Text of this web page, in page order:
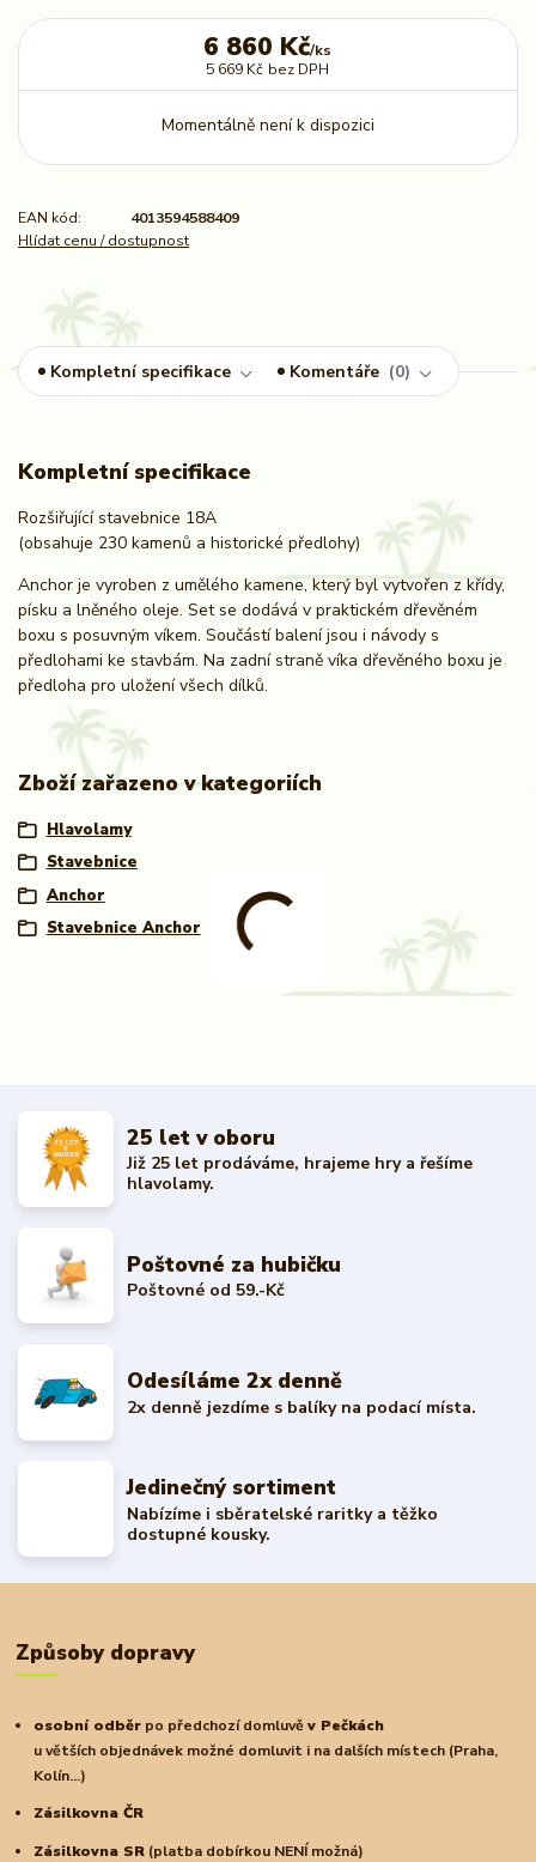
6 860 Kč/ks
5 669 Kč bez DPH
Momentálně není k dispozici
EAN kód:
4013594588409
Hlídat cenu / dostupnost
Kompletní specifikace Komentáře 0
Kompletní specifikace
Rozšiřující stavebnice 18A
(obsahuje 230 kamenů a historické předlohy)
Anchor je vyroben z umělého kamene, který byl vytvořen z křídy,
písku a lněného oleje. Set se dodává v praktickém dřevěném
boxu s posuvným víkem. Součástí balení jsou i návody s
předlohami ke stavbám. Na zadní straně víka dřevěného boxu je
předloha pro uložení všech dílků.
Zboží zařazeno v kategoriích
Hlavolamy
Stavebnice
Anchor
Stavebnice Anchor
25 let v oboru
Již 25 let prodáváme, hrajeme hry a řešíme
hlavolamy.
Poštovné za hubičku
Poštovné od 59.-Kč
Odesíláme 2x denně
2x denně jezdíme s balíky na podací místa.
Jedinečný sortiment
Nabízíme i sběratelské raritky a těžko
dostupné kousky.
Způsoby dopravy
osobní odběr po předchozí domluvěv Pečkách
u větších objednávek možné domluvit i na dalších místech (Praha,
Kolín...)
Zásilkovna ČR
Zásilkovna SR (platba dobírkou NENÍ možná)